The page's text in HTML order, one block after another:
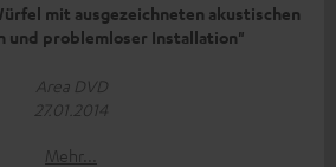
mit ausgezeichneten akustischen
und problemloser Installation"
Area DVD
27.01.2014
Mehr...